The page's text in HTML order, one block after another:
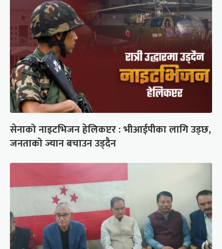
सेनाको नाइटभिजन हेलिकप्टर : भीआईपीका लागि उड्छ,
जनताको ज्यान बचाउन उड्दैन